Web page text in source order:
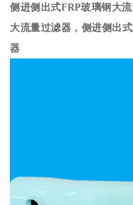
侧进侧出式FRP玻璃钢大流
大流量过滤器， 侧进侧出式
器